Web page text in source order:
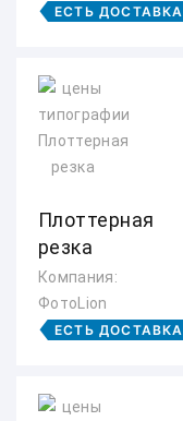
ЕСТЬ ДОСТАВКА
Плоттерная
резка
Компания:
ФотоLion
ЕСТЬ ДОСТАВКА